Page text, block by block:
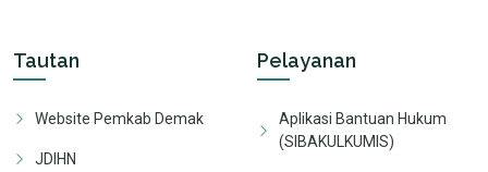
Tautan
Website Pemkab Demak
JDIHN
Pelayanan
Aplikasi Bantuan Hukum
(SIBAKULKUMIS)